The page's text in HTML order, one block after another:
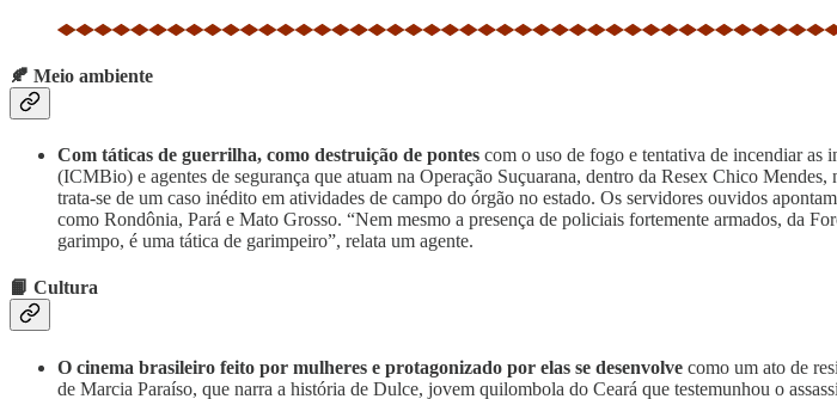
🍂 Meio ambiente
Com táticas de guerrilha, como destruição de pontes com o uso de fogo e tentativa de incendiar as
(ICMBio) e agentes de segurança que atuam na Operação Suçuarana, dentro da Resex Chico
trata-se de um caso inédito em atividades de campo do órgão no estado. Os servidores ouvidos
como Rondônia, Pará e Mato Grosso. “Nem mesmo a presença de policiais fortemente armados, da
garimpo, é uma tática de garimpeiro”, relata um agente.
📙 Cultura
O cinema brasileiro feito por mulheres e protagonizado por elas se desenvolve como um ato de
de Marcia Paraíso, que narra a história de Dulce, jovem quilombola do Ceará que testemunhou o